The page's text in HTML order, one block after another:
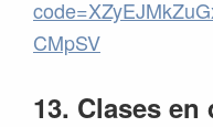
CMpSV
13. Clases